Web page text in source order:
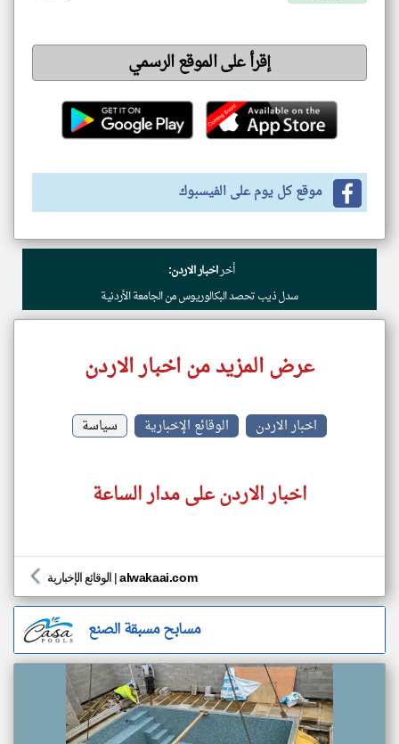
إقرأ على الموقع الرسمي
موقع كل يوم على الفيسبوك
أخراخبار الاردن:
سدل ذيب تحصد البكالوريوس من الجامعة الأردنية
عرض المزيد من اخبار الاردن
اخبار الاردن الوقائع الإخبارية سياسة
اخبار الاردن على مدار الساعة
الوقائع الإخبارية |alwakaai.com
مسابح مسبقة الصنع